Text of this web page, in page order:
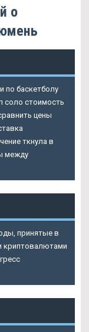
о
по баскетболу
соло стоимость
цены
ткнула в
между
принятые в
криптовалютами